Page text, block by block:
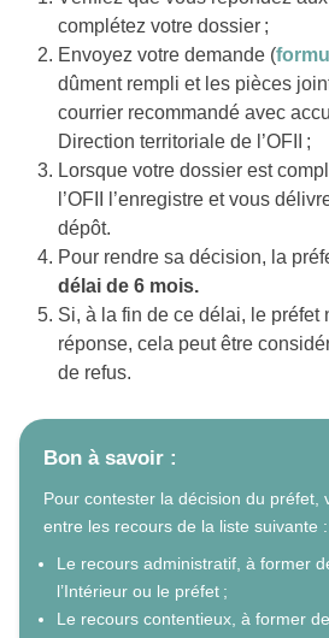
complétez votre dossier ;
Envoyez votre demande (
dûment rempli et les pièces
courrier recommandé avec
Direction territoriale de l’OFII ;
Lorsque votre dossier est
l’OFII l’enregistre et vous
dépôt.
Pour rendre sa décision, la
délai de 6 mois.
Si, à la fin de ce délai, le préfet
réponse, cela peut être
de refus.
Bon à savoir :
Pour contester la décision du préfet,
entre les recours de la liste suivante :
Le recours administratif, à former
l’Intérieur ou le préfet ;
Le recours contentieux, à former